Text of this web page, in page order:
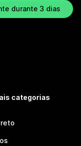
durante 3 dias
categorias